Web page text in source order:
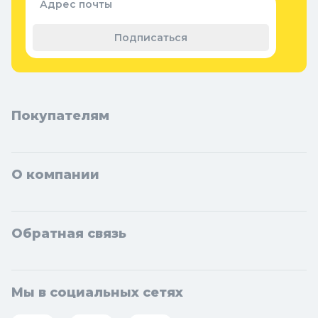
Дзержинский, Солнечногорск, Новосибирска и Новосибирской
Адрес почты
Подписаться
Покупателям
О компании
Обратная связь
Мы в социальных сетях